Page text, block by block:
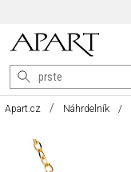
Apart.cz Náhrdelník